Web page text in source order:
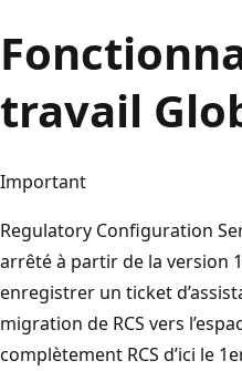
travail
Important
Regulatory Configuration
arrêté à partir de la version
enregistrer un ticket
migration de RCS vers
complètement RCS d’ici le